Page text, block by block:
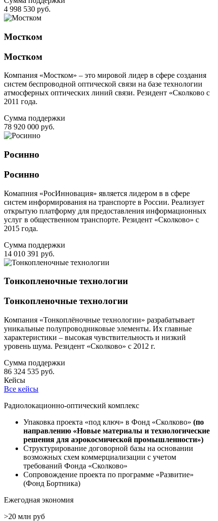
4 998 530 руб.
Мостком
Мостком
Компания «Мостком» – это мировой лидер в сфере создания
систем беспроводной оптической связи на базе технологии
атмосферных оптических линий связи. Резидент «Сколково с
2011 года.
Сумма поддержки
78 920 000 руб.
Росинно
Росинно
Комапния «РосИнновация» является лидером в в сфере
систем информирования на транспорте в России. Реализует
открытую платформу для предоставления информационных
услуг в общественном транспорте. Резидент «Сколково» с
2015 года.
Сумма поддержки
14 010 391 руб.
Тонкопленочные технологии
Тонкопленочные технологии
Компания «Тонкоплёночные технологии» разрабатывает
уникальные полупроводниковые элементы. Их главные
характеристики – высокая чувствительность и низкий
уровень шума. Резидент «Сколково» с 2012 г.
Сумма поддержки
86 324 535 руб.
Кейсы
Все кейсы
Радиолокационно-оптический комплекс
Упаковка проекта «под ключ» в Фонд «Сколково» (по
направлению «Новые материалы и технологические
решения для аэрокосмической промышленности»)
Структурирование договорной базы на основании
возможных схем коммерциализации с учетом
требований Фонда «Сколково»
Сопровождение проекта по программе «Развитие»
(Фонд Бортника)
Ежегодная экономия
>20 млн руб